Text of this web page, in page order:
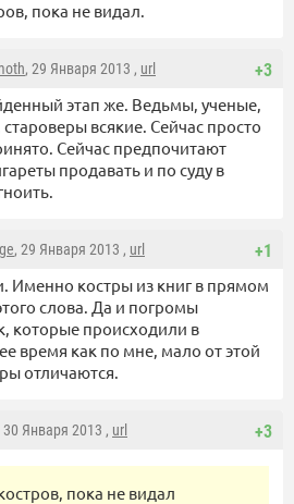
пока не видал.
+3
, 29 Января 2013 , url
этап же. Ведьмы, ученые,
всякие. Сейчас просто
Сейчас предпочитают
продавать и по суду в
+1
, 29 Января 2013 , url
Именно костры из книг в прямом
слова. Да и погромы
которые происходили в
время как по мне, мало от этой
отличаются.
+3
30 Января 2013 , url
пока не видал